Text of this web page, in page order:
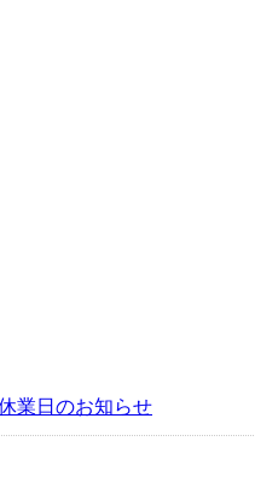
業日のお知らせ